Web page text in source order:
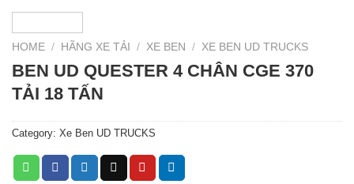
HOME / HÃNG XE TẢI / XE BEN / XE BEN UD TRUCKS
BEN UD QUESTER 4 CHÂN CGE 370
TẢI 18 TẤN
Category: Xe Ben UD TRUCKS